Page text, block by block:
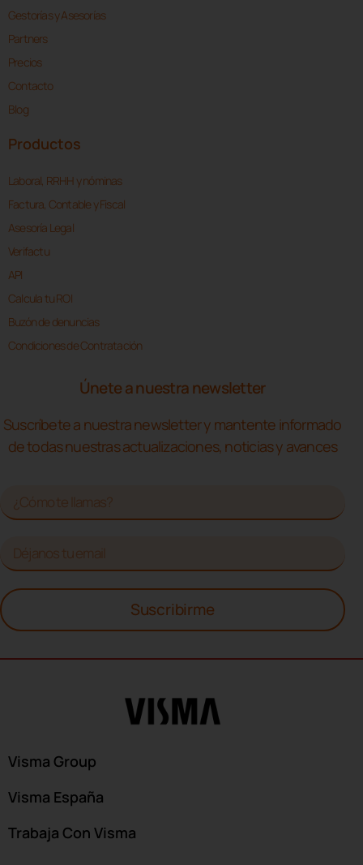
Gestorías y Asesorías
Partners
Precios
Contacto
Blog
Productos
Laboral, RRHH y nóminas
Factura, Contable y Fiscal
Asesoría Legal
Verifactu
API
Calcula tu ROI
Buzón de denuncias
Condiciones de Contratación
Únete a nuestra newsletter
Suscríbete a nuestra newsletter y mantente informado
de todas nuestras actualizaciones, noticias y avances
Suscribirme
Visma Group
Visma España
Trabaja Con Visma